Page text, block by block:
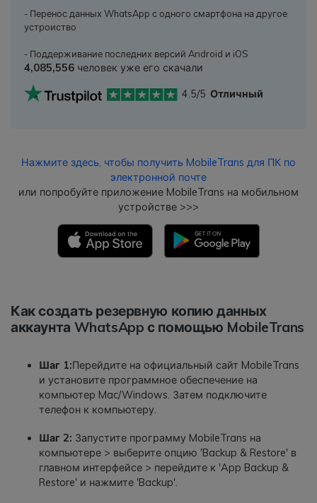
- Перенос данных WhatsApp с одного смартфона на другое
устроиство
- Поддерживание последних версий Android и iOS
4,085,556 человек уже его скачали
4.5/5 Отличный
Нажмите здесь, чтобы получить MobileTrans для ПК по
электронной почте
или попробуйте приложение MobileTrans на мобильном
устройстве >>>
Как создать резервную копию данных
аккаунта WhatsApp с помощью MobileTrans
Шаг 1:Перейдите на официальный сайт MobileTrans
и установите программное обеспечение на
компьютер Mac/Windows. Затем подключите
телефон к компьютеру.
Шаг 2: Запустите программу MobileTrans на
компьютере > выберите опцию 'Backup & Restore' в
главном интерфейсе > перейдите к 'App Backup &
Restore' и нажмите 'Backup'.